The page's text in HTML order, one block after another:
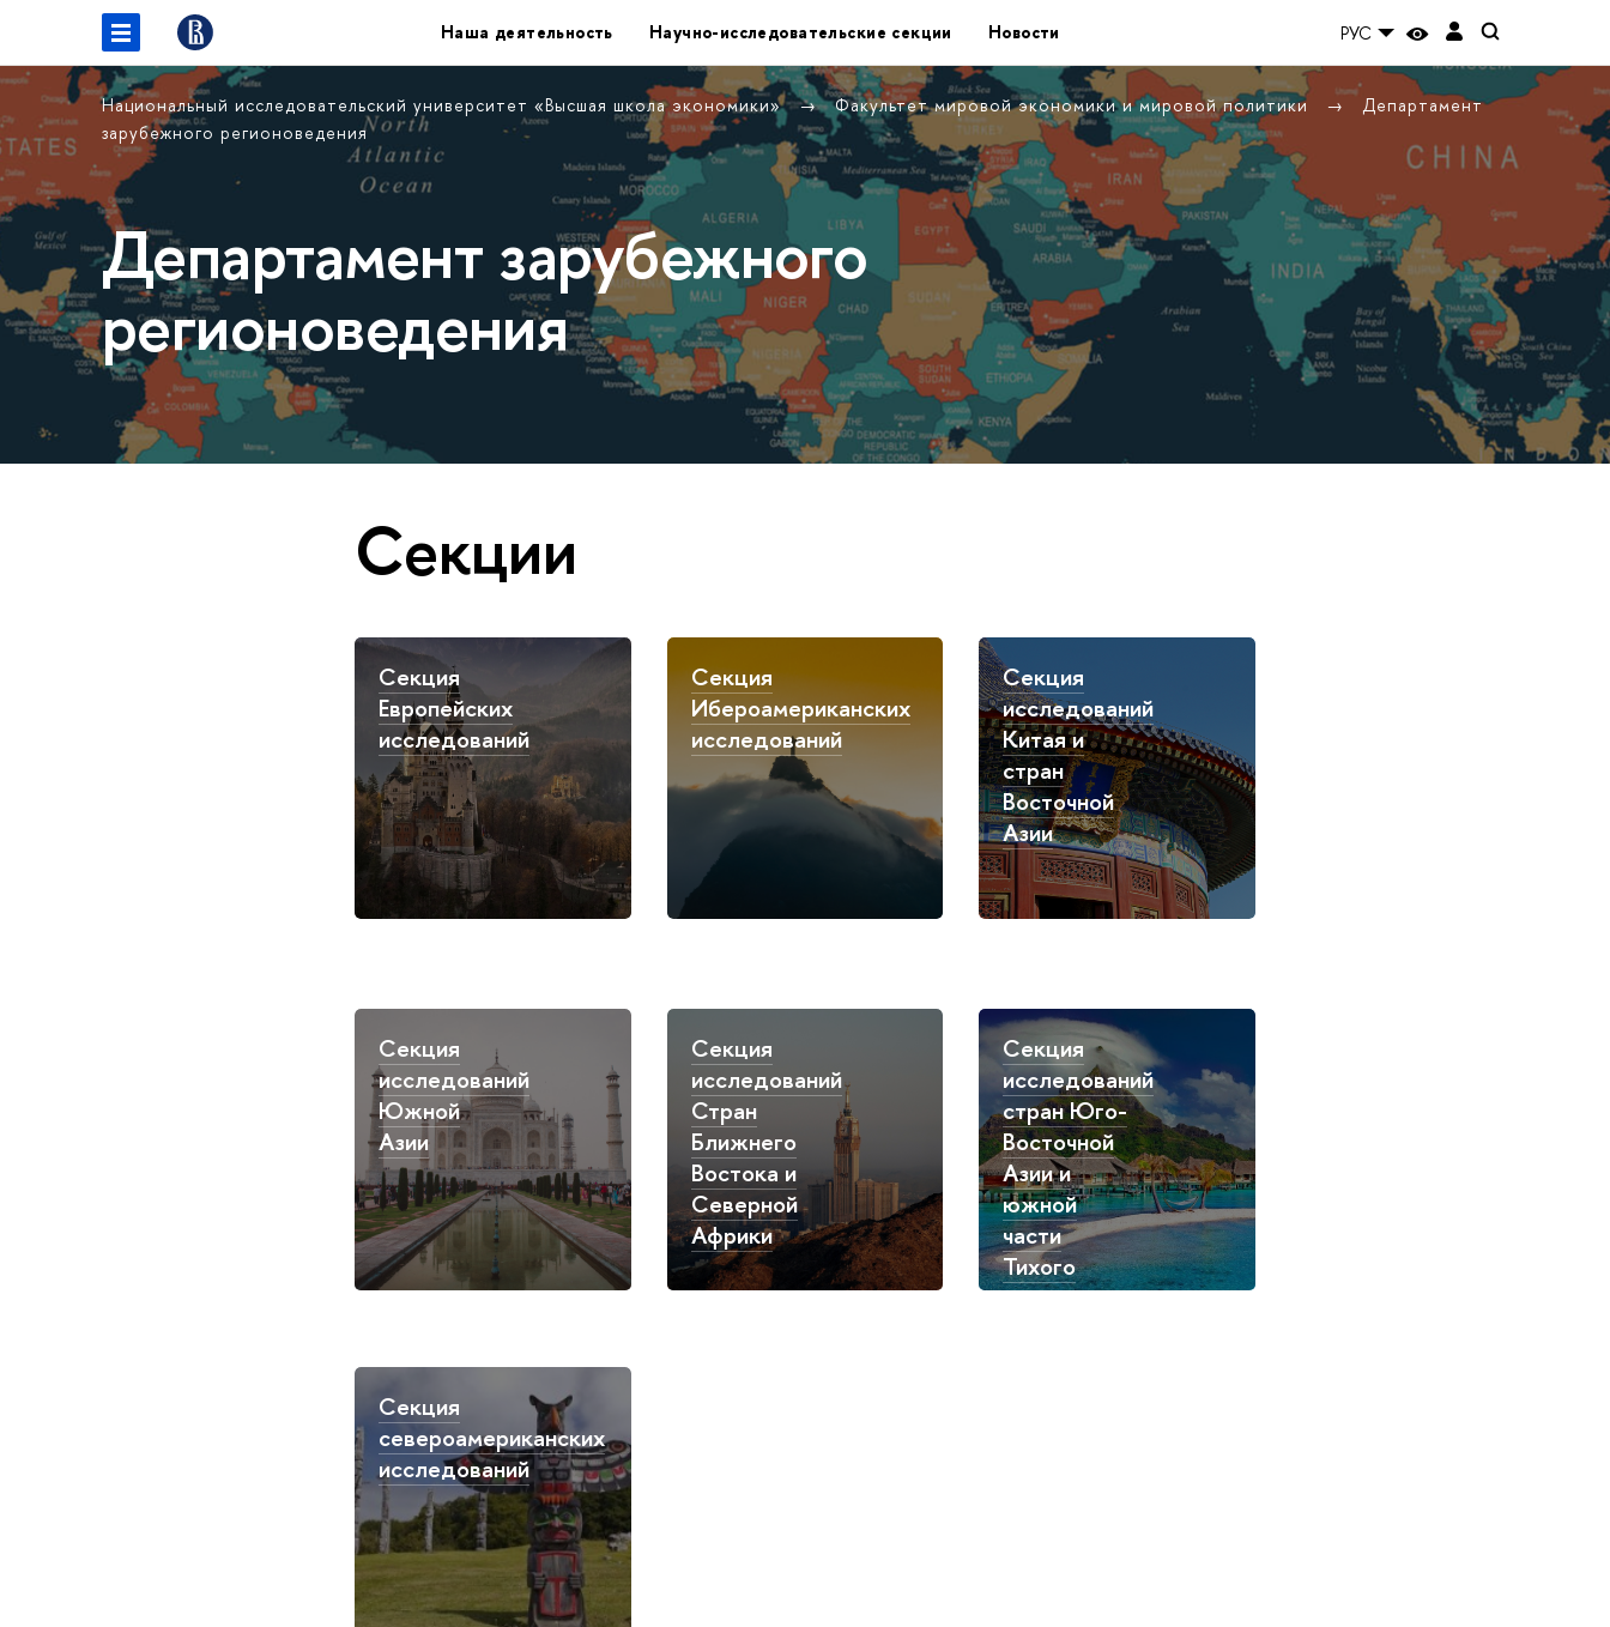
Наша деятельность Научно-исследовательские секции Новости РУС
Национальный исследовательский университет «Высшая школа экономики» Факультет мировой экономики и мировой политики
Департамент
зарубежного регионоведения
Департамент зарубежного
регионоведения
Секции
Секция
Европейских
исследований
Секция
Ибероамериканских
исследований
Секция
исследований
Китая и
стран
Восточной
Азии
Секция
исследований
Южной
Азии
Секция
исследований
Стран
Ближнего
Востока и
Северной
Африки
Секция
исследований
стран Юго-
Восточной
Азии и
южной
части
Тихого
океана
Секция
североамериканских
исследований